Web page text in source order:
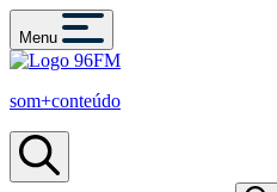
Menu
som+conteúdo